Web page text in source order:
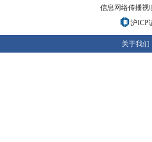
信息网络传播视
沪ICP
关于我们